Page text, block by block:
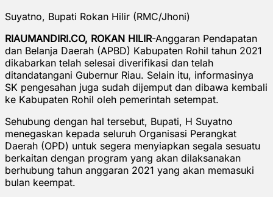
Suyatno, Bupati Rokan Hilir (RMC/Jhoni)
RIAUMANDIRI.CO, ROKAN HILIR-Anggaran Pendapatan
dan Belanja Daerah (APBD) Kabupaten Rohil tahun 2021
dikabarkan telah selesai diverifikasi dan telah
ditandatangani Gubernur Riau. Selain itu, informasinya
SK pengesahan juga sudah dijemput dan dibawa kembali
ke Kabupaten Rohil oleh pemerintah setempat.
Sehubung dengan hal tersebut, Bupati, H Suyatno
menegaskan kepada seluruh Organisasi Perangkat
Daerah (OPD) untuk segera menyiapkan segala sesuatu
berkaitan dengan program yang akan dilaksanakan
berhubung tahun anggaran 2021 yang akan memasuki
bulan keempat.